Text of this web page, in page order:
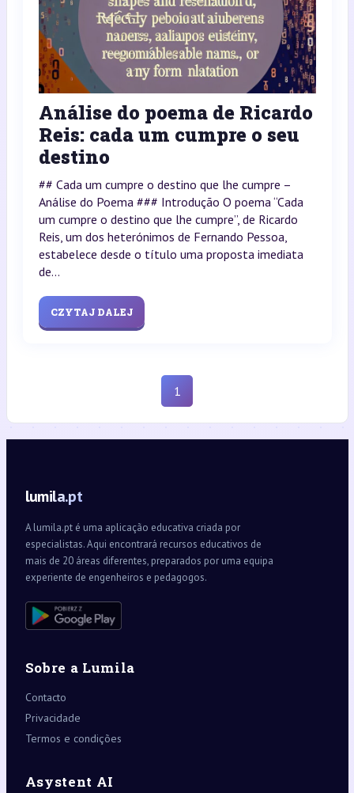
Análise do poema de Ricardo
Reis: cada um cumpre o seu
destino
## Cada um cumpre o destino que lhe cumpre –
Análise do Poema ### Introdução O poema “Cada
um cumpre o destino que lhe cumpre”, de Ricardo
Reis, um dos heterónimos de Fernando Pessoa,
estabelece desde o título uma proposta imediata
de...
CZYTAJ DALEJ
1
lumila.pt
A lumila.pt é uma aplicação educativa criada por
especialistas. Aqui encontrará recursos educativos de
mais de 20 áreas diferentes, preparados por uma equipa
experiente de engenheiros e pedagogos.
Sobre a Lumila
Contacto
Privacidade
Termos e condições
Asystent AI